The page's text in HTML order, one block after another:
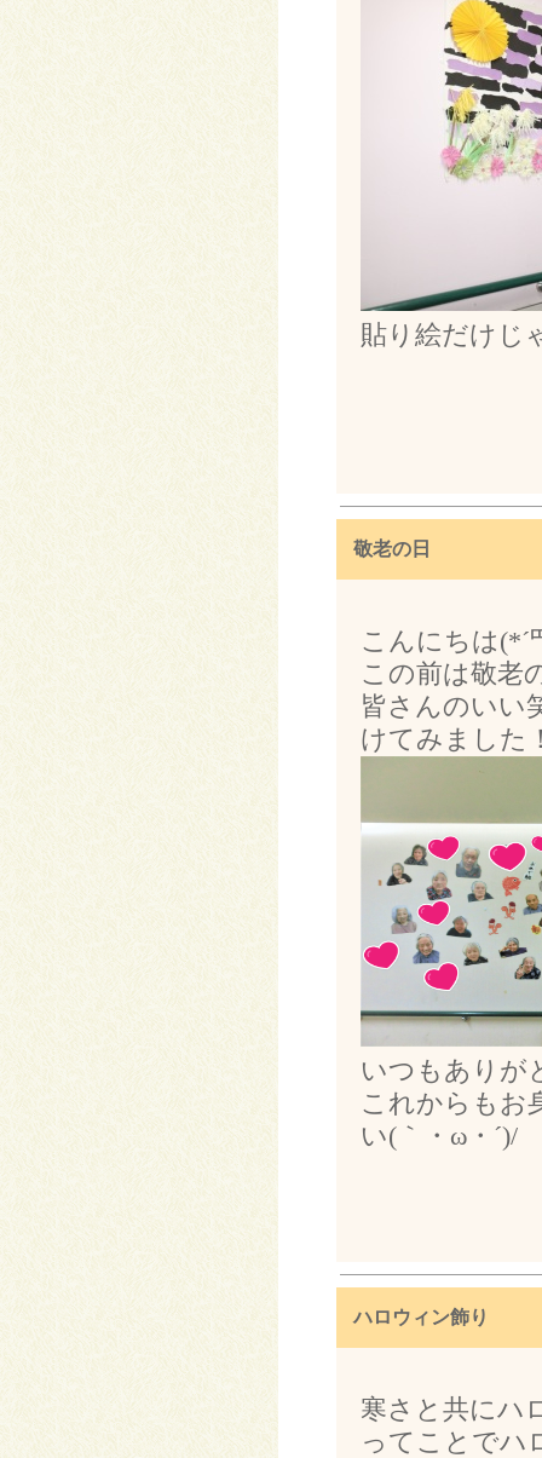
敬老の日
こんにちは(*´
この前は敬老
皆さんのいい
けてみました
いつもありが
これからもお
い(｀・ω・´)/
ハロウィン飾り
寒さと共にハ
ってことでハ